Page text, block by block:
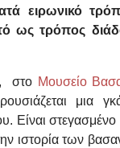
ειρωνικό
ως τρόπος
στο Μουσείο
μια
Είναι
ιστορία των